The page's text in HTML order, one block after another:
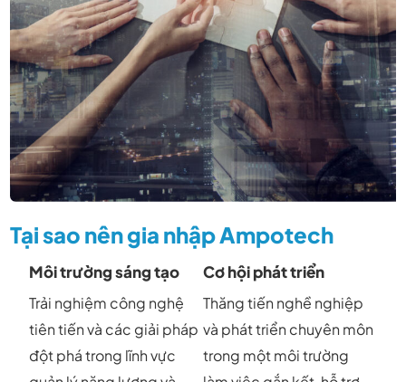
Tại sao nên gia nhập Ampotech
Môi trường sáng tạo
Trải nghiệm công nghệ
tiên tiến và các giải pháp
đột phá trong lĩnh vực
Cơ hội phát triển
Thăng tiến nghề nghiệp
và phát triển chuyên môn
trong một môi trường